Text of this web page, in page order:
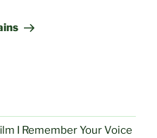
I Remember Your Voice